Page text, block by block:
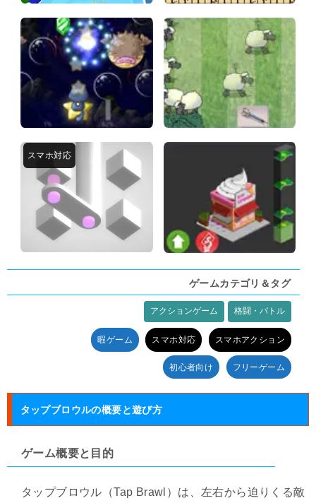
ゲームカテゴリ＆タグ
アクションゲーム 格闘・バトル
暇ゲーム スマホ対応 スマホアクション
初心者向け フリーゲーム
タップブロウルの概要と遊び方
ゲーム概要と目的
タップブロウル（Tap Brawl）は、左右から迫りくる敵